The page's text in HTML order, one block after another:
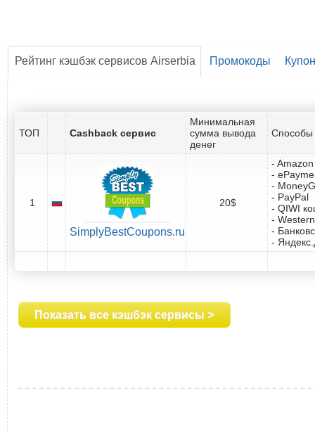
Рейтинг кэшбэк сервисов Airserbia Промокоды
ТОП Cashback сервис
Минимальная
сумма вывода
денег
Способы
1
SimplyBestCoupons.ru
20$
-
-
-
- PayPal
- QIWI
-
-
-
Показать все кэшбэк сервисы >